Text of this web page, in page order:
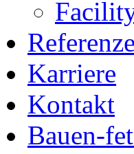
Karriere
Kontakt
Bauen-